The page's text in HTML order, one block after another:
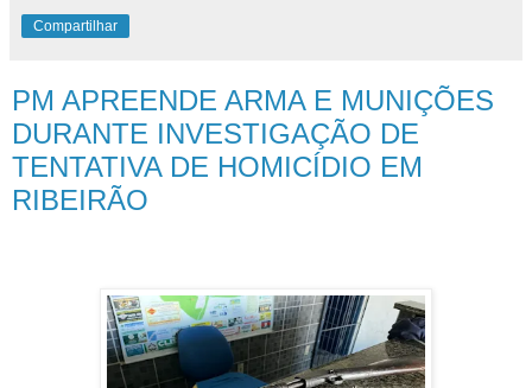
Compartilhar
PM APREENDE ARMA E MUNIÇÕES
DURANTE INVESTIGAÇÃO DE
TENTATIVA DE HOMICÍDIO EM
RIBEIRÃO